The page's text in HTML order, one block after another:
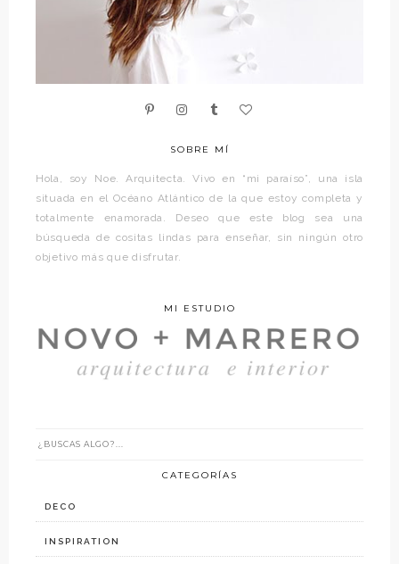
SOBRE MÍ
Hola, soy Noe. Arquitecta. Vivo en “mi paraíso”, una isla
situada en el Océano Atlántico de la que estoy completa y
totalmente enamorada. Deseo que este blog sea una
búsqueda de cositas lindas para enseñar, sin ningún otro
objetivo más que disfrutar.
MI ESTUDIO
CATEGORÍAS
DECO
INSPIRATION